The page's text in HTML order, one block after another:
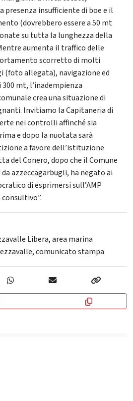
presenza insufficiente di boe e il
(dovrebbero essere a 50 mt
su tutta la lunghezza della
aumenta il traffico delle
scorretto di molti
(foto allegata), navigazione ed
mt, l’inadempienza
crea una situazione di
Invitiamo la Capitaneria di
nei controlli affinché sia
e dopo la nuotata sarà
a favore dell’istituzione
del Conero, dopo che il Comune
azzeccagarbugli, ha negato ai
di esprimersi sull’AMP
Libera,area marina
,comunicato stampa